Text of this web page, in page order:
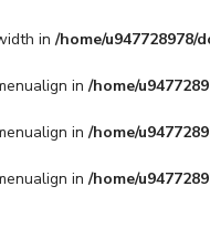
in/home/
in/home/
in/home/
in/home/